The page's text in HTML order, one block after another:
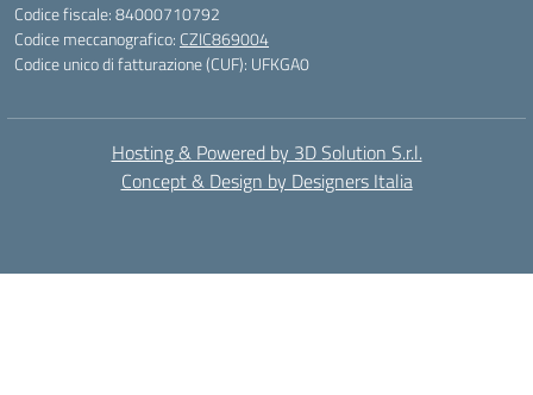
Codice fiscale: 84000710792
Codice meccanografico: CZIC869004
Codice unico di fatturazione (CUF): UFKGA0
Hosting & Powered by 3D Solution S.r.l.
Concept & Design by Designers Italia